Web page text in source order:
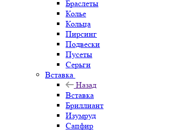
Браслеты
Колье
Кольца
Пирсинг
Подвески
Пусеты
Серьги
Вставка
Назад
Вставка
Бриллиант
Изумруд
Сапфир